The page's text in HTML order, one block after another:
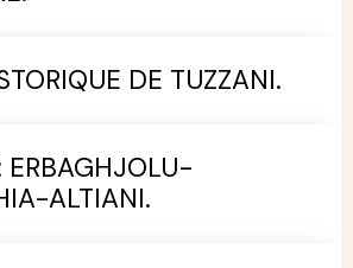
DE TUZZANI.
ERBAGHJOLU-
ALTIANI.